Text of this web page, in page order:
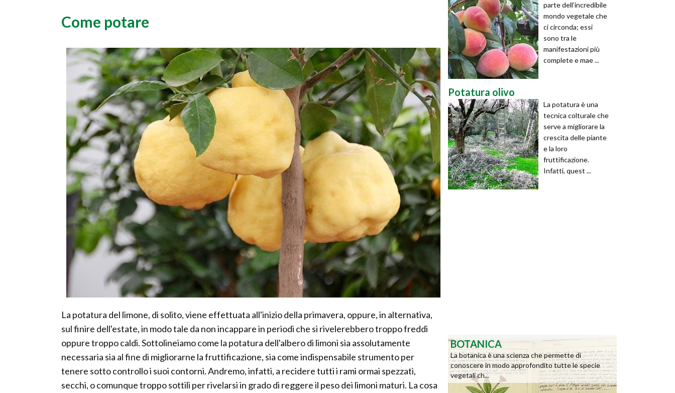
Come potare
La potatura del limone, di solito, viene effettuata all'inizio della primavera, oppure, in alternativa,
sul finire dell'estate, in modo tale da non incappare in periodi che si rivelerebbero troppo freddi
oppure troppo caldi. Sottolineiamo come la potatura dell'albero di limoni sia assolutamente
necessaria sia al fine di migliorarne la fruttificazione, sia come indispensabile strumento per
tenere sotto controllo i suoi contorni. Andremo, infatti, a recidere tutti i rami ormai spezzati,
secchi, o comunque troppo sottili per rivelarsi in grado di reggere il peso dei limoni maturi. La cosa
parte dell’incredibile
mondo vegetale che
ci circonda; essi
sono tra le
manifestazioni più
complete e mae ...
Potatura olivo
La potatura è una
tecnica colturale che
serve a migliorare la
crescita delle piante
e la loro
fruttificazione.
Infatti, quest ...
BOTANICA
La botanica è una scienza che permette di
conoscere in modo approfondito tutte le specie
vegetali ch...